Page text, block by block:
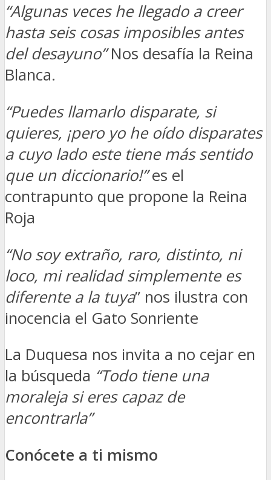
“Algunas veces he llegado a creer
hasta seis cosas imposibles antes
del desayuno”Nos desafía la Reina
Blanca.
“Puedes llamarlo disparate, si
quieres, ¡pero yo he oído disparates
a cuyo lado este tiene más sentido
que un diccionario!”es el
contrapunto que propone la Reina
Roja
“No soy extraño, raro, distinto, ni
loco, mi realidad simplemente es
diferente a la tuya” nos ilustra con
inocencia el Gato Sonriente
La Duquesa nos invita a no cejar en
la búsqueda “Todo tiene una
moraleja si eres capaz de
encontrarla”
Conócete a ti mismo